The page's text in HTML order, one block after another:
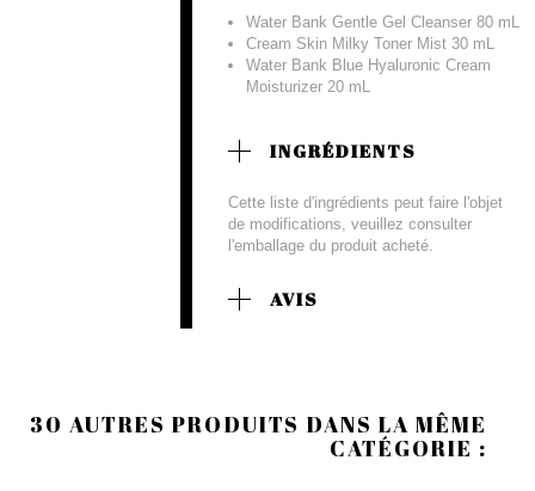
Water Bank Gentle Gel Cleanser 80 mL
Cream Skin Milky Toner Mist 30 mL
Water Bank Blue Hyaluronic Cream
Moisturizer 20 mL
INGRÉDIENTS
Cette liste d'ingrédients peut faire l'objet
de modifications, veuillez consulter
l'emballage du produit acheté.
AVIS
30 AUTRES PRODUITS DANS LA MÊME
CATÉGORIE :